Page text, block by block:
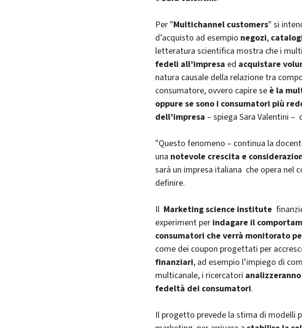
Per "Multichannel customers" si
d’acquisto ad esempio negozi,
letteratura scientifica mostra che i
fedeli all’impresa ed acquistare
natura causale della relazione tra
consumatore, ovvero capire se è la
oppure se sono i consumatori più
dell’impresa – spiega Sara Valentini
"Questo fenomeno – continua la
una notevole crescita e
sarà un impresa italiana che opera nel
definire.
Il Marketing science institute
experiment per indagare il
consumatori che verrà monitorato
come dei coupon progettati per
finanziari, ad esempio l’impiego di
multicanale, i ricercatori
fedeltà dei consumatori.
Il progetto prevede la stima di modelli